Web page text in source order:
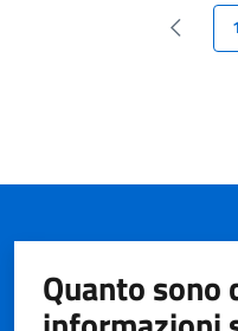
1
Quanto sono